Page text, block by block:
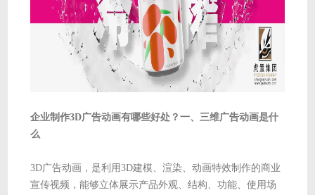
企业制作3D广告动画有哪些好处？一、三维广告动画是什
么
3D广告动画，是利用3D建模、渲染、动画特效制作的商业
宣传视频，能够立体展示产品外观、结构、功能、使用场